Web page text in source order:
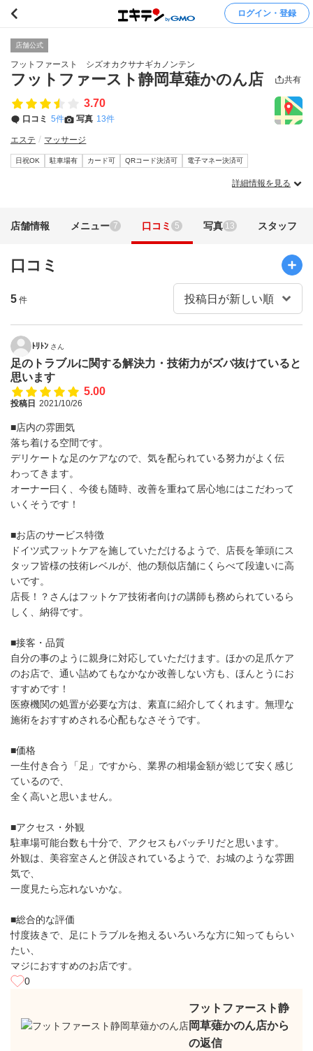
ログイン・登録
店舗公式
フットファースト シズオカクサナギカノンテン
フットファースト静岡草薙かのん店 共有
3.70
口コミ 5件 写真 13件
エステ マッサージ
日祝OK 駐車場有 カード可 QRコード決済可 電子マネー決済可
詳細情報を見る
店舗情報 メニュー 7 口コミ 5 写真 13 スタッフ
口コミ
5 件
ﾄﾘﾄﾝ さん
足のトラブルに関する解決力・技術力がズバ抜けていると
思います
5.00
投稿日 2021/10/26
■店内の雰囲気
落ち着ける空間です。
デリケートな足のケアなので、気を配られている努力がよく伝
わってきます。
オーナー曰く、今後も随時、改善を重ねて居心地にはこだわって
いくそうです！
■お店のサービス特徴
ドイツ式フットケアを施していただけるようで、店長を筆頭にス
タッフ皆様の技術レベルが、他の類似店舗にくらべて段違いに高
いです。
店長！？さんはフットケア技術者向けの講師も務められているら
しく、納得です。
■接客・品質
自分の事のように親身に対応していただけます。ほかの足爪ケア
のお店で、通い詰めてもなかなか改善しない方も、ほんとうにお
すすめです！
医療機関の処置が必要な方は、素直に紹介してくれます。無理な
施術をおすすめされる心配もなさそうです。
■価格
一生付き合う「足」ですから、業界の相場金額が総じて安く感じ
ているので、
全く高いと思いません。
■アクセス・外観
駐車場可能台数も十分で、アクセスもバッチリだと思います。
外観は、美容室さんと併設されているようで、お城のような雰囲
気で、
一度見たら忘れないかな。
■総合的な評価
忖度抜きで、足にトラブルを抱えるいろいろな方に知ってもらい
たい、
マジにおすすめのお店です。
0
フットファースト静
岡草薙かのん店から
の返信